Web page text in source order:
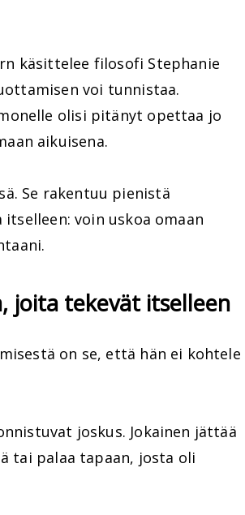
käsittelee filosofi Stephanie
voi tunnistaa.
olisi pitänyt opettaa jo
aikuisena.
Se rakentuu pienistä
voin uskoa omaan
joita tekevät itselleen
on se, että hän ei kohtele
joskus. Jokainen jättää
tai palaa tapaan, josta oli